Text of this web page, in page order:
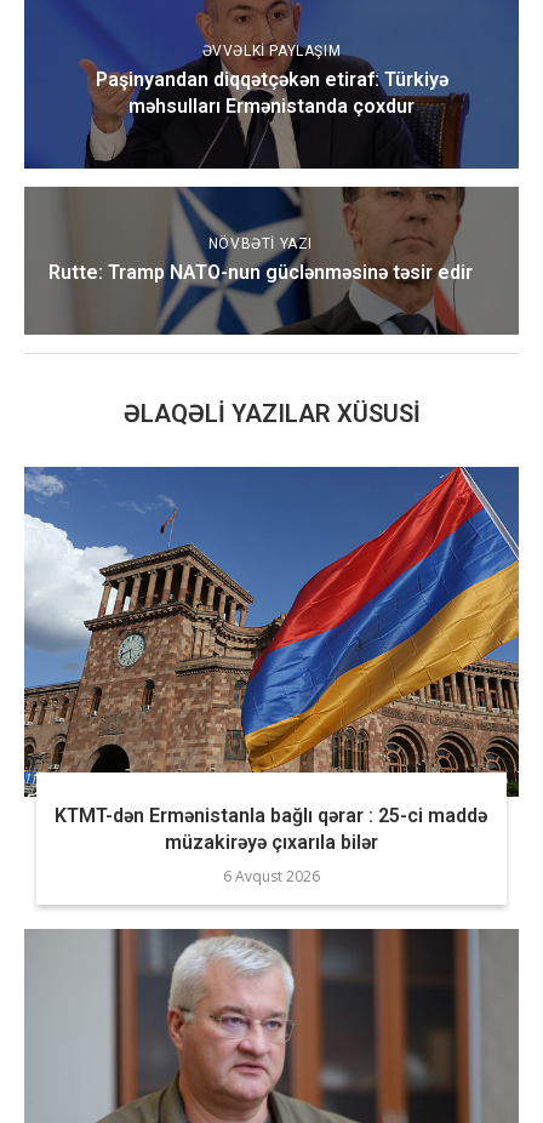
ƏVVƏLKI PAYLAŞIM
Paşinyandan diqqətçəkən etiraf: Türkiyə
məhsulları Ermənistanda çoxdur
NÖVBƏTI YAZI
Rutte: Tramp NATO-nun güclənməsinə təsir edir
ƏLAQƏLI YAZILAR XÜSUSI
KTMT-dən Ermənistanla bağlı qərar : 25-ci maddə
müzakirəyə çıxarıla bilər
6 Avqust 2026